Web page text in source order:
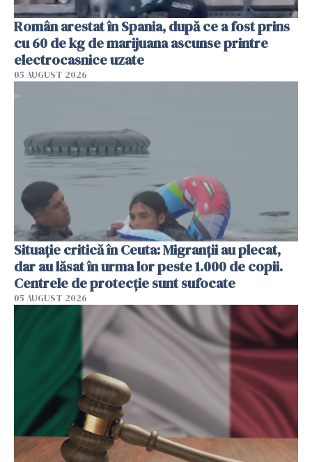
Român arestat în Spania, după ce a fost prins
cu 60 de kg de marijuana ascunse printre
electrocasnice uzate
05 AUGUST 2026
Situație critică în Ceuta: Migranții au plecat,
dar au lăsat în urma lor peste 1.000 de copii.
Centrele de protecție sunt sufocate
05 AUGUST 2026